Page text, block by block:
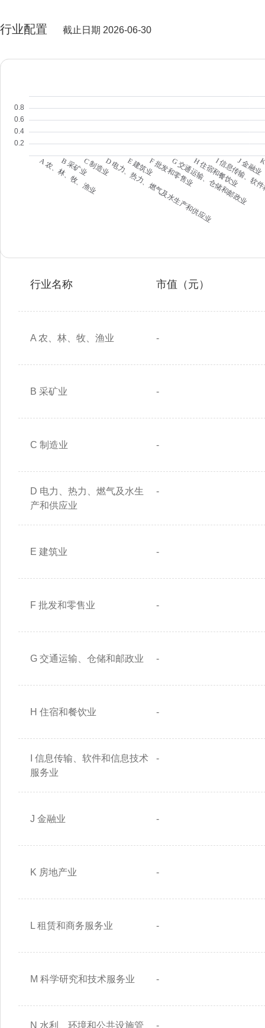
行业配置 截止日期 2026-06-30
行业名称 市值（元）
A 农、林、牧、渔业 -
B 采矿业 -
C 制造业 -
D 电力、热力、燃气及水生
产和供应业
-
E 建筑业 -
F 批发和零售业 -
G 交通运输、仓储和邮政业 -
H 住宿和餐饮业 -
I 信息传输、软件和信息技术
服务业
-
J 金融业 -
K 房地产业 -
L 租赁和商务服务业 -
M 科学研究和技术服务业 -
N 水利、环境和公共设施管 -